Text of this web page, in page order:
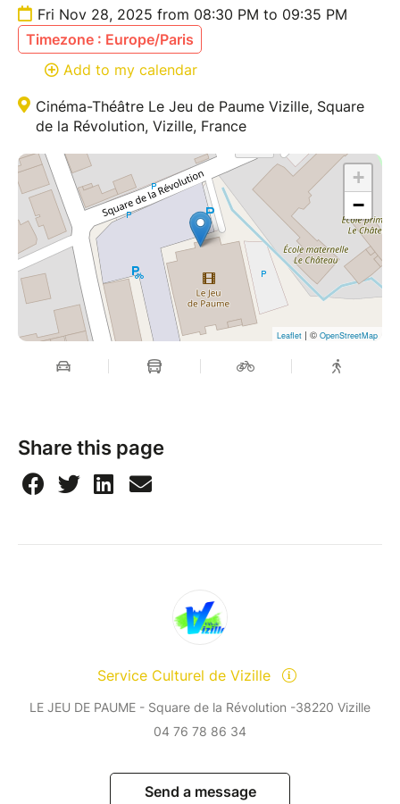
1h05 - Dès 12 ans
Fri Nov 28, 2025 from 08:30 PM to 09:35 PM
Timezone : Europe/Paris
Add to my calendar
Cinéma-Théâtre Le Jeu de Paume Vizille, Square
de la Révolution, Vizille, France
+
−
Leaflet | © OpenStreetMap
Share this page
Service Culturel de Vizille
LE JEU DE PAUME - Square de la Révolution -38220 Vizille
04 76 78 86 34
Send a message